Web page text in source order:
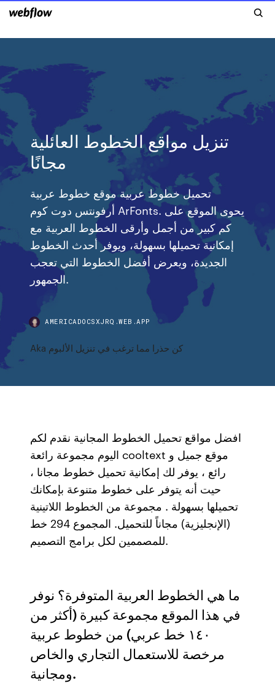
تنزيل مواقع الخطوط العائلية
مجانًا
تحميل خطوط عربية موقع خطوط عربية
أرفونتس دوت كوم ArFonts. يحوى الموقع على
كم كبير من أجمل وأرقى الخطوط العربية مع
إمكانية تحميلها بسهولة، ويوفر أحدث الخطوط
الجديدة، ويعرض أفضل الخطوط التي تعجب
الجمهور.
AMERICADOCSXJRQ.WEB.APP
Aka كن حذرا مما ترغب في تنزيل الألبوم
افضل مواقع تحميل الخطوط المجانية نقدم لكم
اليوم مجموعة رائعة cooltext موقع جميل و
رائع ، يوفر لك إمكانية تحميل خطوط مجانا ،
حيت أنه يتوفر على خطوط متنوعة بإمكانك
تحميلها بسهولة . مجموعة من الخطوط اللاتينية
(الإنجليزية) مجاناً للتحميل. المجموع 294 خط
للمصممين لكل برامج التصميم.
ما هي الخطوط العربية المتوفرة؟ نوفر
في هذا الموقع مجموعة كبيرة (أكثر من
١٤٠ خط عربي) من خطوط عربية
مرخصة للاستعمال التجاري والخاص
ومجانية.